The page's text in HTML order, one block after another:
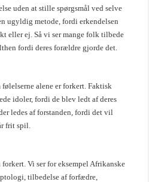
uden at stille spørgsmål ved selve
ugyldig metode, fordi erkendelsen
eller ej. Så vi ser mange folk tilbede
fordi deres forældre gjorde det.
alene er forkert. Faktisk
idoler, fordi de blev ledt af deres
ledes af forstanden, fordi det vil
frit spil.
Vi ser for eksempel Afrikanske
tilbedelse af forfædre,